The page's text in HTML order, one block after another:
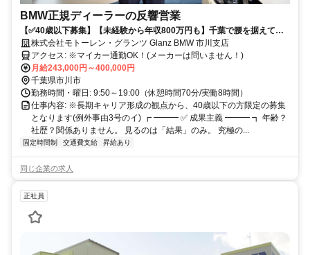
BMW正規ディーラーの反響営業
【✅40歳以下募集】【未経験から年収800万円も】千葉で腰を据えて働
く/年間休日115日/転勤なし/飛び込みなし
株式会社モトーレン・グランツ Glanz BMW 市川支店
アクセス: ※マイカー通勤OK！(メーカーは問いません！)
月給243,000円～400,000円
千葉県市川市
勤務時間・曜日: 9:50～19:00（休憩時間70分/実働8時間）
仕事内容: ※長期キャリア形成の観点から、40歳以下の方限定の募集
となります(例外事由3号のイ) ┏ ━━━ ✅ 成果主義 ━━━ ┓ 年齢？
社歴？関係ありません。 見るのは「結果」のみ。 究極の...
固定時間制 交通費支給 昇給あり
同じ企業の求人
正社員